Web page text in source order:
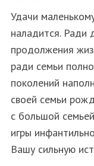
Удачи
наладится. Ради
продолжения
ради семьи
поколений
своей семьи
с большой
игры
Вашу сильную